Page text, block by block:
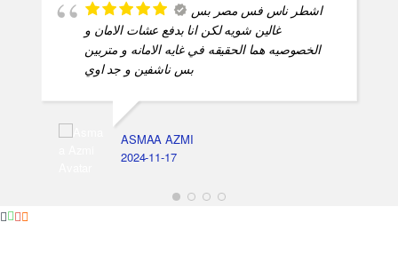
اشطر ناس فس مصر بس
غالين شويه لكن انا بدفع عشات الامان و
الخصوصيه هما الحقيقه في غايه الامانه و متربين
بس ناشفين و جد اوي
ASMAA AZMI
2024-11-17